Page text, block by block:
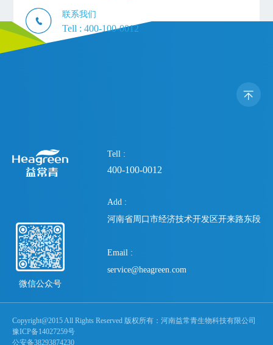
联系我们
Tell :400-100-0012
微信公众号
Tell :
400-100-0012
Add :
河南省周口市经济技术开发区开来路东段
Email :
service@heagreen.com
Copyright@2015 All Rights Reserved 版权所有：河南益常青生物科技有限公司
豫ICP备14027259号
公安备38293874230